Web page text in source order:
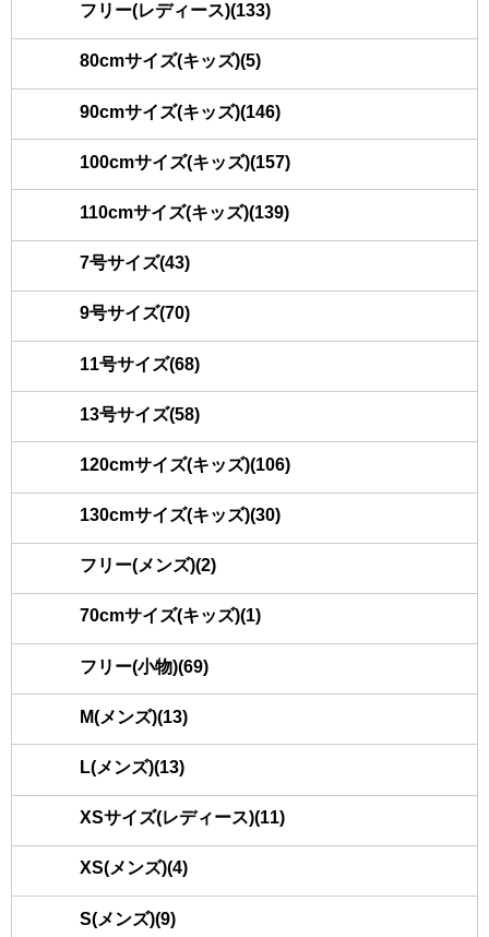
フリー(レディース)(133)
80cmサイズ(キッズ)(5)
90cmサイズ(キッズ)(146)
100cmサイズ(キッズ)(157)
110cmサイズ(キッズ)(139)
7号サイズ(43)
9号サイズ(70)
11号サイズ(68)
13号サイズ(58)
120cmサイズ(キッズ)(106)
130cmサイズ(キッズ)(30)
フリー(メンズ)(2)
70cmサイズ(キッズ)(1)
フリー(小物)(69)
M(メンズ)(13)
L(メンズ)(13)
XSサイズ(レディース)(11)
XS(メンズ)(4)
S(メンズ)(9)